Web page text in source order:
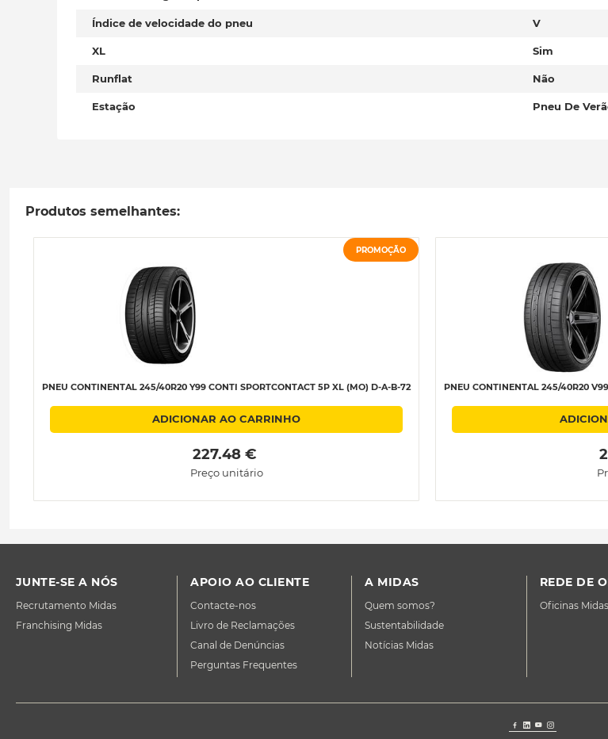
Índice de velocidade do pneu V
XL Sim
Runflat Não
Estação Pneu De
Produtos semelhantes:
PROMOÇÃO
PNEU CONTINENTAL 245/40R20 Y99 CONTI SPORTCONTACT 5P XL (MO) D-A-B-72
ADICIONAR AO CARRINHO
227.48 €
Preço unitário
PNEU CONTINENTAL 245/40R20
JUNTE-SE A NÓS
Recrutamento Midas
Franchising Midas
APOIO AO CLIENTE
Contacte-nos
Livro de Reclamações
Canal de Denúncias
Perguntas Frequentes
A MIDAS
Quem somos?
Sustentabilidade
Notícias Midas
REDE DE
Oficinas Midas